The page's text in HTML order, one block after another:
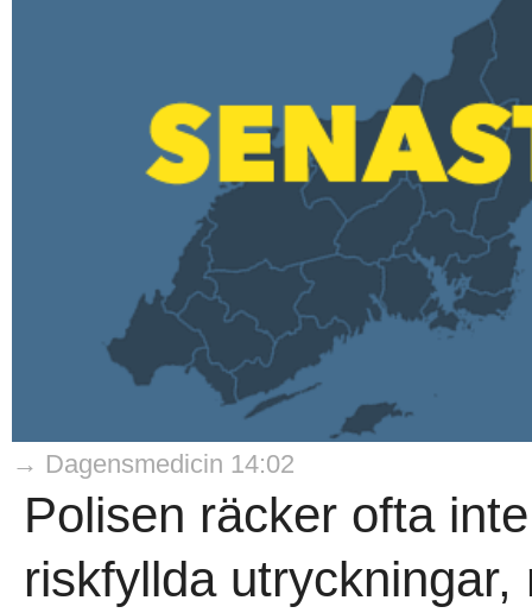
→ Dagensmedicin 14:02
Polisen räcker ofta
riskfyllda utryckningar,